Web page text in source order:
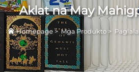
Aklat na May
Homepage>Mga Produkto >